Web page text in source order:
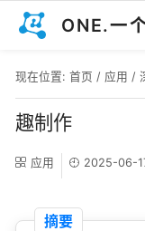
ONE.一
现在位置: 首页 / 应用 /
趣制作
应用 2025-06-
摘要